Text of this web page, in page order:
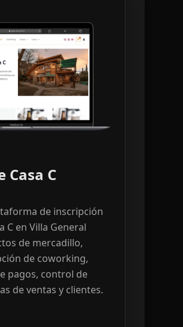
Casa C
de inscripción
C en Villa General
de mercadillo,
de coworking,
pagos, control de
de ventas y clientes.